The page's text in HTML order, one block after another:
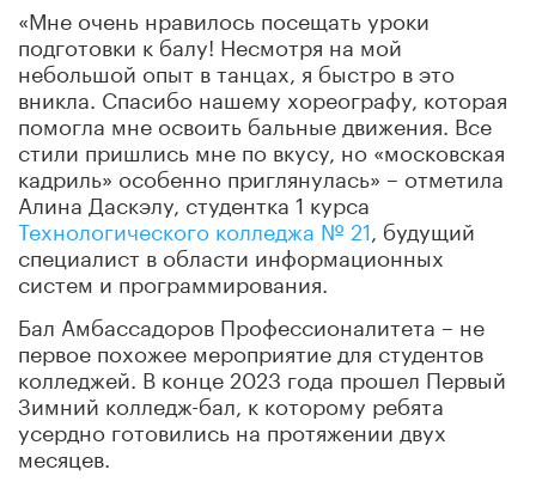
«Мне очень нравилось посещать уроки
подготовки к балу! Несмотря на мой
небольшой опыт в танцах, я быстро в это
вникла. Спасибо нашему хореографу, которая
помогла мне освоить бальные движения. Все
стили пришлись мне по вкусу, но «московская
кадриль» особенно приглянулась» – отметила
Алина Даскэлу, студентка 1 курса
Технологического колледжа № 21 , будущий
специалист в области информационных
систем и программирования.
Бал Амбассадоров Профессионалитета – не
первое похожее мероприятие для студентов
колледжей. В конце 2023 года прошел Первый
Зимний колледж-бал, к которому ребята
усердно готовились на протяжении двух
месяцев.